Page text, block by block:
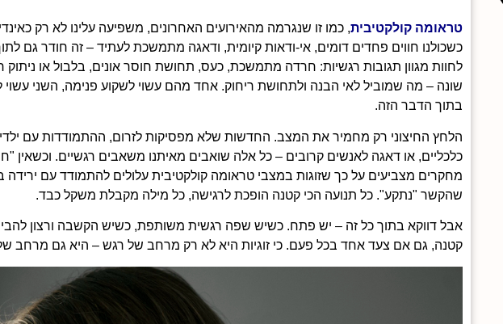
טראומה קולקטיבית, כמו זו שנגרמה מהאירועים האחרונים, משפיעה עלינו לא רק
כשכולנו חווים פחדים דומים, אי-ודאות קיומית, ודאגה מתמשכת לעתיד – זה חודר גם
לחוות מגוון תגובות רגשיות: חרדה מתמשכת, כעס, תחושת חוסר אונים, בלבול או ניתוק
שונה – מה שמוביל לאי הבנה ולתחושת ריחוק. אחד מהם עשוי לשקוע פנימה, השני
בתוך הדבר הזה.
הלחץ החיצוני רק מחמיר את המצב. החדשות שלא מפסיקות לזרום, ההתמודדות עם
כלכליים, או דאגה לאנשים קרובים – כל אלה שואבים מאיתנו משאבים רגשיים. וכשאין
מחקרים מצביעים על כך שזוגות במצבי טראומה קולקטיבית עלולים להתמודד עם ירידה
שהקשר "נתקע". כל תנועה הכי קטנה הופכת לרגישה, כל מילה מקבלת משקל כבד.
אבל דווקא בתוך כל זה – יש פתח. כשיש שפה רגשית משותפת, כשיש הקשבה ורצון
קטנה, גם אם צעד אחד בכל פעם. כי זוגיות היא לא רק מרחב של רגש – היא גם מרחב של